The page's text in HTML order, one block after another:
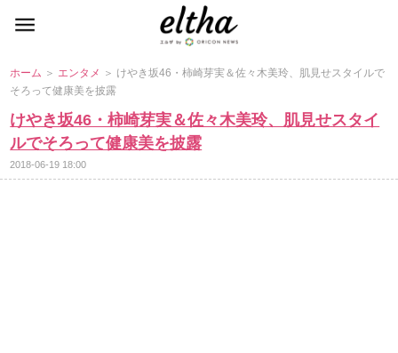
ホーム ＞ エンタメ ＞ けやき坂46・柿崎芽実＆佐々木美玲、肌見せスタイルで
そろって健康美を披露
けやき坂46・柿崎芽実＆佐々木美玲、肌見せスタイ
ルでそろって健康美を披露
2018-06-19 18:00